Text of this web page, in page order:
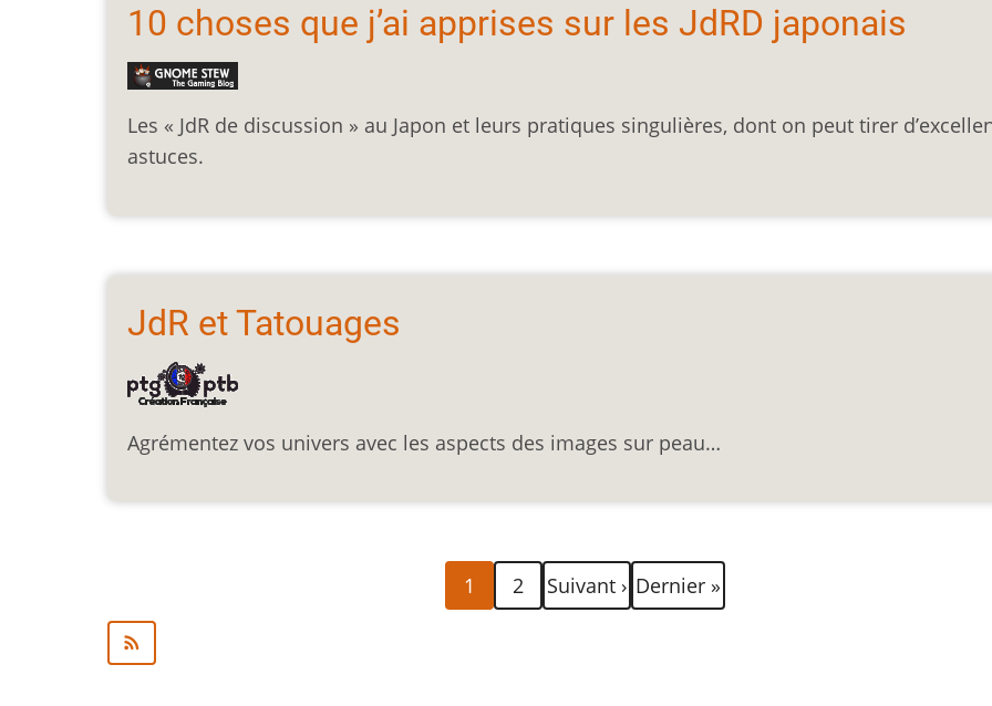
10 choses que j’ai apprises sur les JdRD japonais
Les « JdR de discussion » au Japon et leurs pratiques singulières, dont on peut tirer
astuces.
JdR et Tatouages
Agrémentez vos univers avec les aspects des images sur peau…
Page
courante
1 Page
2
Page
suivante
Suivant › Dernière
page
Dernier »